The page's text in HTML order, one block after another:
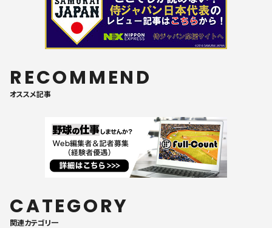
RECOMMEND
オススメ記事
CATEGORY
関連カテゴリ一